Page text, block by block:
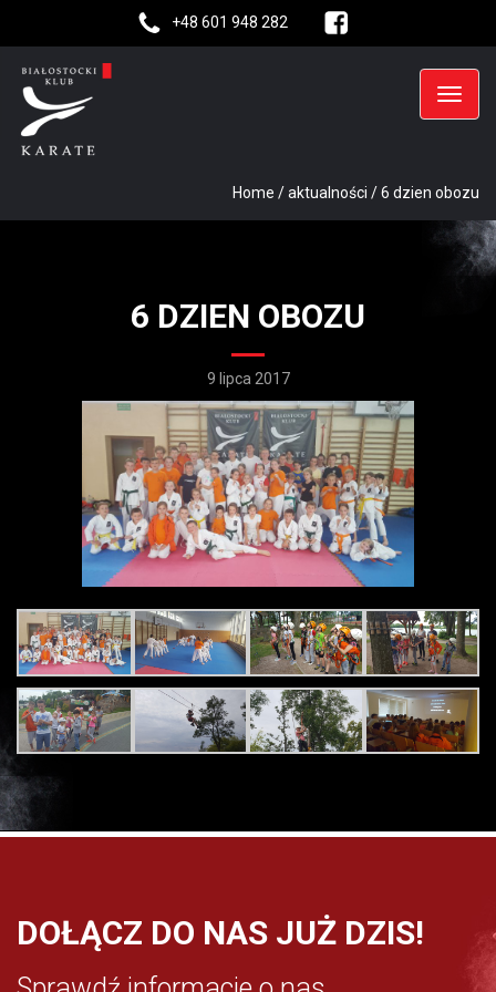
+48 601 948 282
Home /aktualności /6 dzien obozu
6 DZIEN OBOZU
9 lipca 2017
DOŁĄCZ DO NAS JUŻ DZIS!